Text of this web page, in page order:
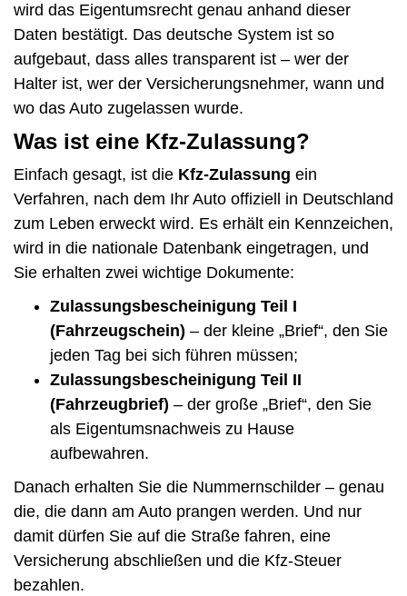
wird das Eigentumsrecht genau anhand dieser
Daten bestätigt. Das deutsche System ist so
aufgebaut, dass alles transparent ist – wer der
Halter ist, wer der Versicherungsnehmer, wann und
wo das Auto zugelassen wurde.
Was ist eine Kfz-Zulassung?
Einfach gesagt, ist die Kfz-Zulassung ein
Verfahren, nach dem Ihr Auto offiziell in Deutschland
zum Leben erweckt wird. Es erhält ein Kennzeichen,
wird in die nationale Datenbank eingetragen, und
Sie erhalten zwei wichtige Dokumente:
Zulassungsbescheinigung Teil I
(Fahrzeugschein) – der kleine „Brief“, den Sie
jeden Tag bei sich führen müssen;
Zulassungsbescheinigung Teil II
(Fahrzeugbrief) – der große „Brief“, den Sie
als Eigentumsnachweis zu Hause
aufbewahren.
Danach erhalten Sie die Nummernschilder – genau
die, die dann am Auto prangen werden. Und nur
damit dürfen Sie auf die Straße fahren, eine
Versicherung abschließen und die Kfz-Steuer
bezahlen.